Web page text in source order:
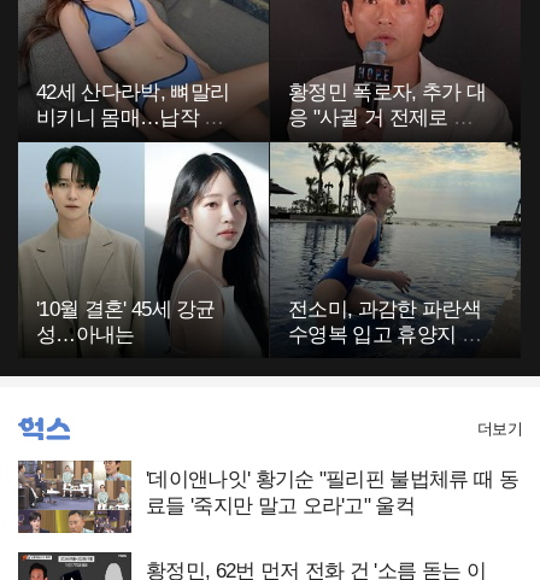
42세 산다라박, 뼈말리
비키니 몸매…납작 복
부에 깜짝
황정민 폭로자, 추가 대
응 "사귈 거 전제로 하
고…"
'10월 결혼' 45세 강균
성…아내는
전소미, 과감한 파란색
수영복 입고 휴양지 포
'데이앤나잇' 황기순 "필리핀 불법체류 때 동
료들 '죽지만 말고 오라'고" 울컥
황정민, 62번 먼저 전화 건 '소름 돋는 이
더보기